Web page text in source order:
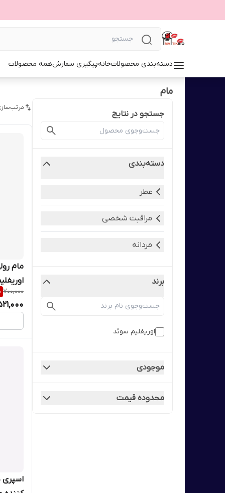
دسته‌بندی محصولاتخانهپیگیری سفارشهمه محصولات
مام
جستجو در نتایج
دسته‌بندی
عطر
مراقبت شخصی
مردانه
برند
اوریفلیم سوئد
موجودی
محدوده قیمت
مام
اوریفلیم 50 میل
700,000
اسپری